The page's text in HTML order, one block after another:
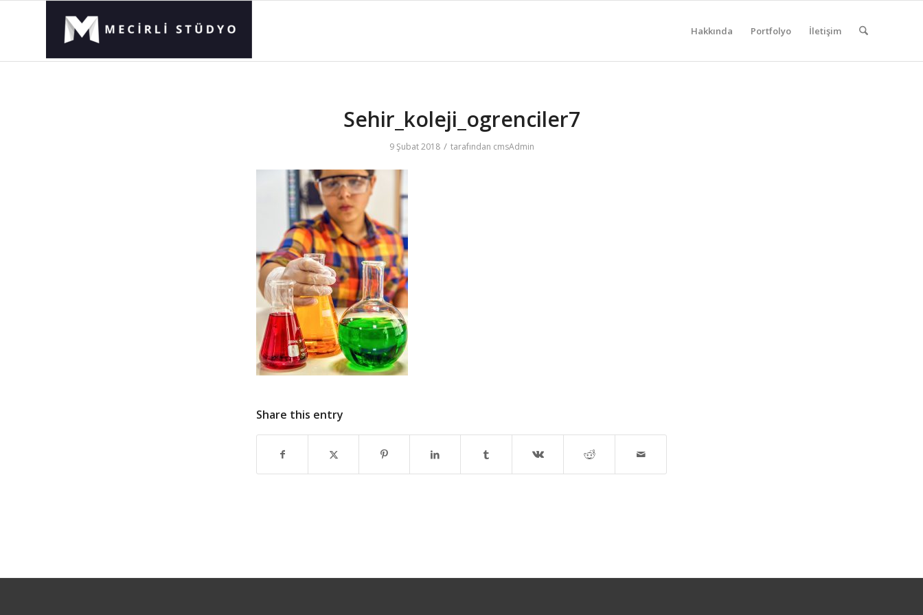
Hakkında Portfolyo İletişim
Sehir_koleji_ogrenciler7
9 Şubat 2018 / tarafından cmsAdmin
Share this entry